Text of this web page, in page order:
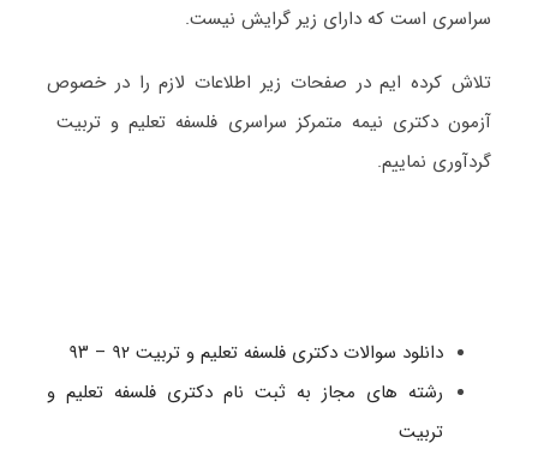
سراسری است که دارای زیر گرایش نیست.
تلاش کرده ایم در صفحات زیر اطلاعات لازم را در خصوص
آزمون دکتری نیمه متمرکز سراسری فلسفه تعلیم و تربیت
گردآوری نماییم.
دانلود سوالات دکتری فلسفه تعلیم و تربیت ۹۲ – ۹۳
رشته های مجاز به ثبت نام دکتری فلسفه تعلیم و
تربیت